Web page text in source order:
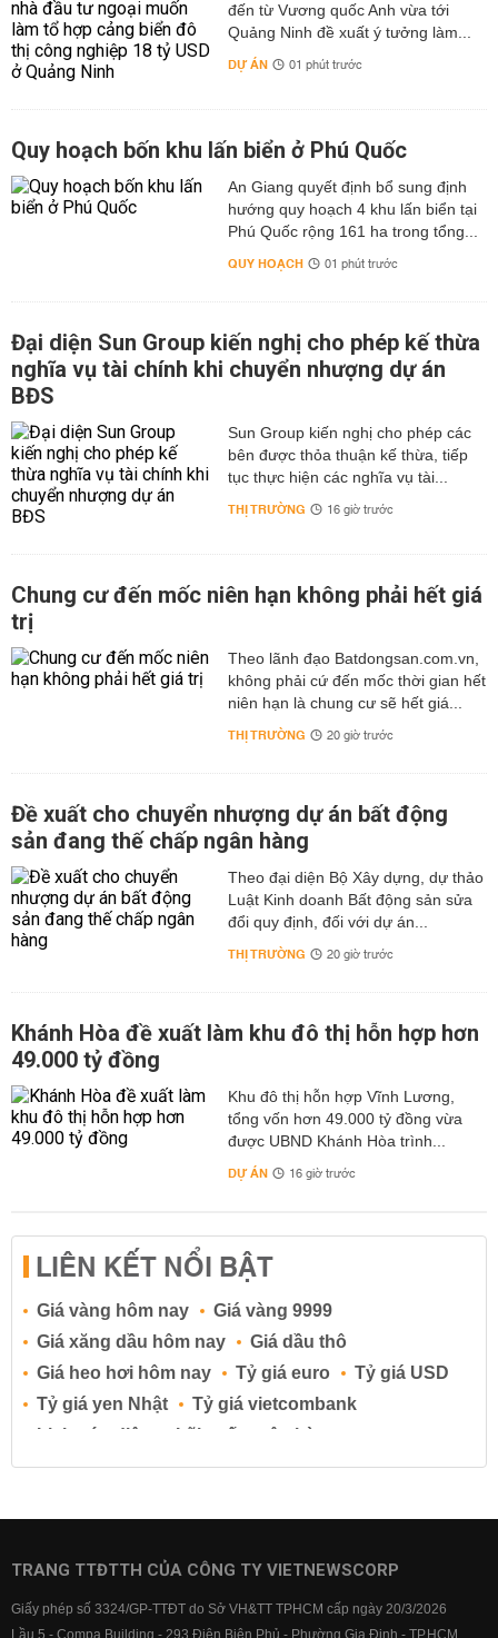
đến từ Vương quốc Anh vừa tới
Quảng Ninh đề xuất ý tưởng làm...
DỰ ÁN 01 phút trước
Quy hoạch bốn khu lấn biển ở Phú Quốc
An Giang quyết định bổ sung định
hướng quy hoạch 4 khu lấn biển tại
Phú Quốc rộng 161 ha trong tổng...
QUY HOẠCH 01 phút trước
Đại diện Sun Group kiến nghị cho phép kế thừa
nghĩa vụ tài chính khi chuyển nhượng dự án
BĐS
Sun Group kiến nghị cho phép các
bên được thỏa thuận kế thừa, tiếp
tục thực hiện các nghĩa vụ tài...
THỊ TRƯỜNG 16 giờ trước
Chung cư đến mốc niên hạn không phải hết giá
trị
Theo lãnh đạo Batdongsan.com.vn,
không phải cứ đến mốc thời gian hết
niên hạn là chung cư sẽ hết giá...
THỊ TRƯỜNG 20 giờ trước
Đề xuất cho chuyển nhượng dự án bất động
sản đang thế chấp ngân hàng
Theo đại diện Bộ Xây dựng, dự thảo
Luật Kinh doanh Bất động sản sửa
đổi quy định, đối với dự án...
THỊ TRƯỜNG 20 giờ trước
Khánh Hòa đề xuất làm khu đô thị hỗn hợp hơn
49.000 tỷ đồng
Khu đô thị hỗn hợp Vĩnh Lương,
tổng vốn hơn 49.000 tỷ đồng vừa
được UBND Khánh Hòa trình...
DỰ ÁN 16 giờ trước
LIÊN KẾT NỔI BẬT
Giá vàng hôm nay
Giá vàng 9999
Giá xăng dầu hôm nay
Giá dầu thô
Giá heo hơi hôm nay
Tỷ giá euro
Tỷ giá USD
Tỷ giá yen Nhật
Tỷ giá vietcombank
Lịch cúp điện
Lãi suất ngân hàng
Lãi suất tiết kiệm
Lãi suất tiền gửi
Lãi suất ngân hàng BIDV
Lãi suất ngân hàng Vietcombank
TRANG TTĐTTH CỦA CÔNG TY VIETNEWSCORP
Giấy phép số 3324/GP-TTĐT do Sở VH&TT TPHCM cấp ngày 20/3/2026